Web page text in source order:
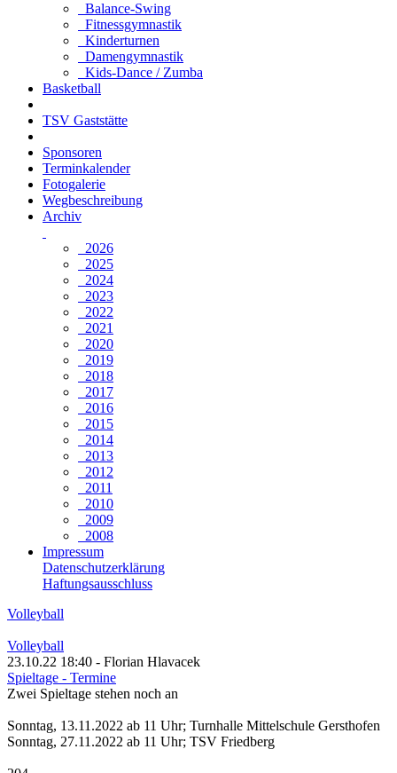
Balance-Swing
Fitnessgymnastik
Kinderturnen
Damengymnastik
Kids-Dance / Zumba
Basketball
TSV Gaststätte
Sponsoren
Terminkalender
Fotogalerie
Wegbeschreibung
Archiv
2026
2025
2024
2023
2022
2021
2020
2019
2018
2017
2016
2015
2014
2013
2012
2011
2010
2009
2008
Impressum
Datenschutzerklärung
Haftungsausschluss
Volleyball
Volleyball
23.10.22 18:40 - Florian Hlavacek
Spieltage - Termine
Zwei Spieltage stehen noch an
Sonntag, 13.11.2022 ab 11 Uhr; Turnhalle Mittelschule Gersthofen
Sonntag, 27.11.2022 ab 11 Uhr; TSV Friedberg